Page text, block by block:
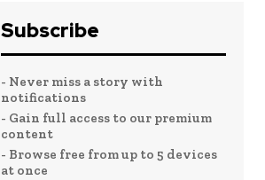
Subscribe
- Never miss a story with
notifications
- Gain full access to our premium
content
- Browse free from up to 5 devices
at once